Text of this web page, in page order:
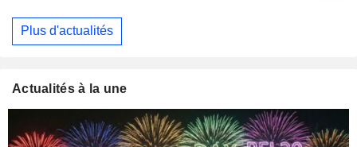
Plus d'actualités
Actualités à la une